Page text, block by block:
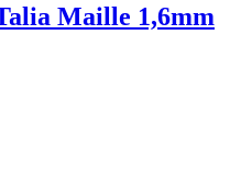
Maille 1,6mm